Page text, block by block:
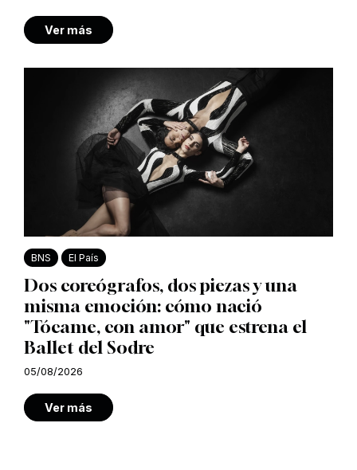
Ver más
BNS El País
Dos coreógrafos, dos piezas y una
misma emoción: cómo nació
"Tócame, con amor" que estrena el
Ballet del Sodre
05/08/2026
Ver más